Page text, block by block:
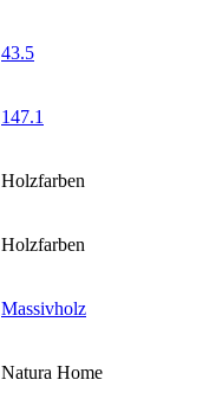
43.5
147.1
Holzfarben
Holzfarben
Massivholz
Natura Home